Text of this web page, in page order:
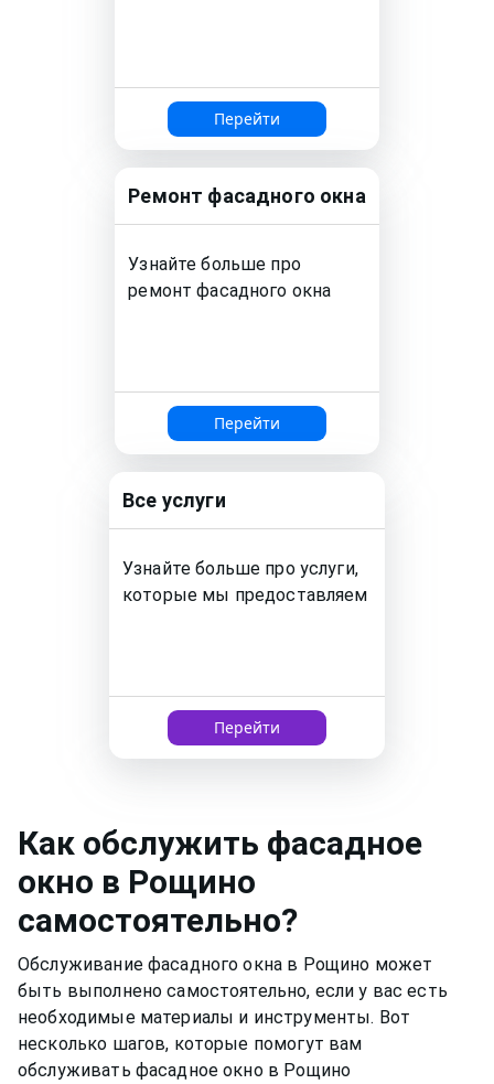
Перейти
Ремонт фасадного окна
Узнайте больше про
ремонтфасадного окна
Перейти
Все услуги
Узнайте больше про услуги,
которые мы предоставляем
Перейти
Как обслужить фасадное
окно в Рощино
самостоятельно?
Обслуживание фасадного окна в Рощино может
быть выполнено самостоятельно, если у вас есть
необходимые материалы и инструменты. Вот
несколько шагов, которые помогут вам
обслуживать фасадное окно в Рощино